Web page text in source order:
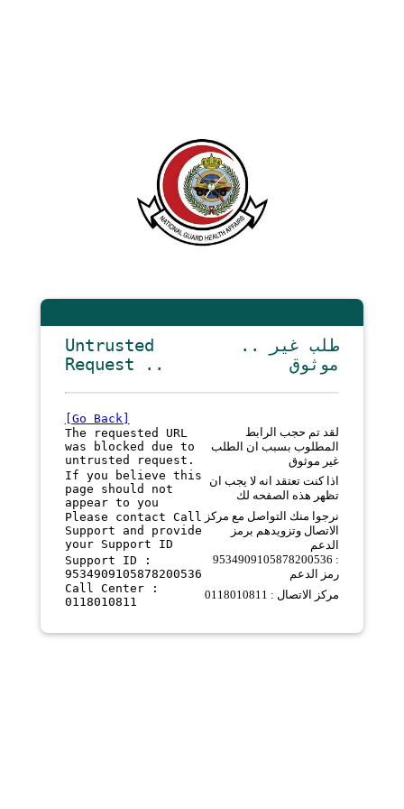
Untrusted
Request ..
.. طلب غير
موثوق
[Go Back]
The requested URL
was blocked due to
untrusted request.
لقد تم حجب الرابط
المطلوب بسبب ان الطلب
غير موثوق
If you believe this
page should not
appear to you
اذا كنت تعتقد انه لا يجب ان
تظهر هذه الصفحه لك
Please contact Call
Support and provide
your Support ID
نرجوا منك التواصل مع مركز
الاتصال وتزويدهم برمز
الدعم
Support ID :
9534909105878200536
9534909105878200536 :
رمز الدعم
Call Center :
0118010811
مركز الاتصال : 0118010811